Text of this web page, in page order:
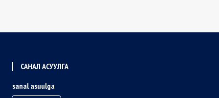
САНАЛ АСУУЛГА
sanal asuulga